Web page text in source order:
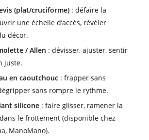
(plat/cruciforme) : défaire la
une échelle d’accès, révéler
décor.
/ Allen : dévisser, ajuster, sentir
juste.
en caoutchouc : frapper sans
sans rompre le rythme.
silicone : faire glisser, ramener la
le frottement (disponible chez
ManoMano).